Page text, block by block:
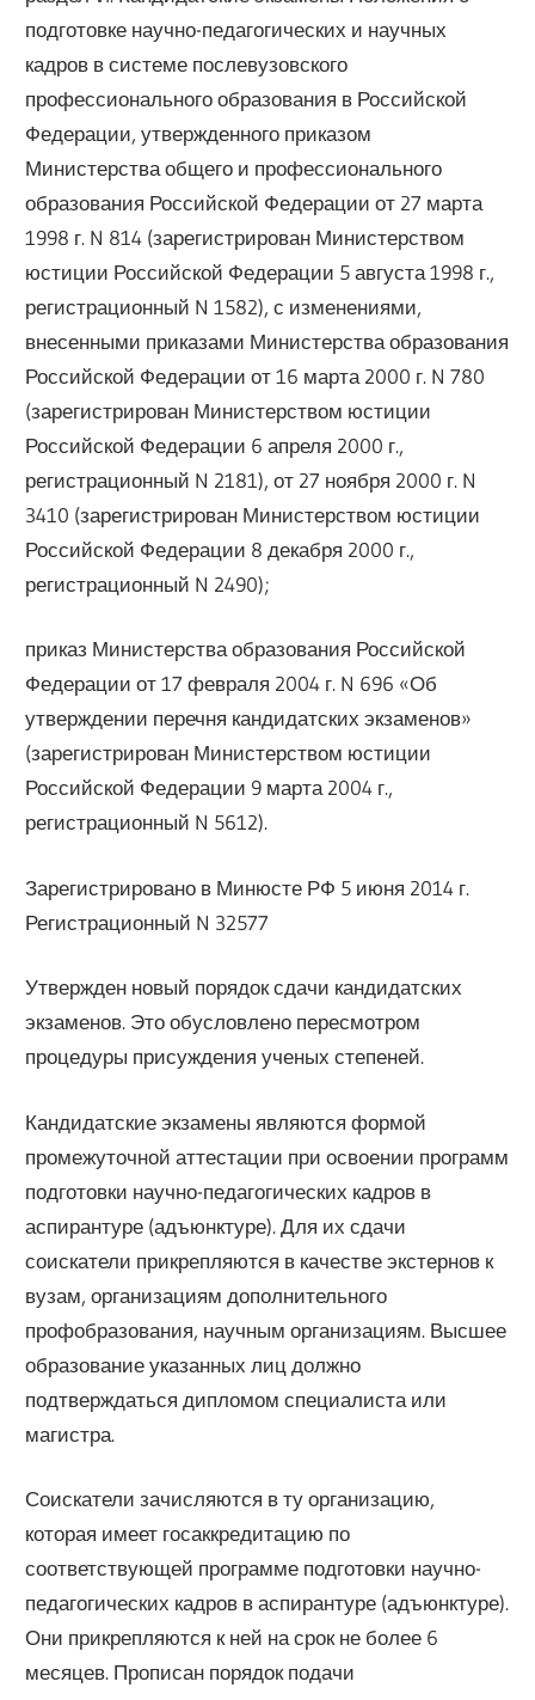
подготовке научно-педагогических и научных
кадров в системе послевузовского
профессионального образования в Российской
Федерации, утвержденного приказом
Министерства общего и профессионального
образования Российской Федерации от 27 марта
1998 г. N 814 (зарегистрирован Министерством
юстиции Российской Федерации 5 августа 1998 г.,
регистрационный N 1582), с изменениями,
внесенными приказами Министерства образования
Российской Федерации от 16 марта 2000 г. N 780
(зарегистрирован Министерством юстиции
Российской Федерации 6 апреля 2000 г.,
регистрационный N 2181), от 27 ноября 2000 г. N
3410 (зарегистрирован Министерством юстиции
Российской Федерации 8 декабря 2000 г.,
регистрационный N 2490);
приказ Министерства образования Российской
Федерации от 17 февраля 2004 г. N 696 «Об
утверждении перечня кандидатских экзаменов»
(зарегистрирован Министерством юстиции
Российской Федерации 9 марта 2004 г.,
регистрационный N 5612).
Зарегистрировано в Минюсте РФ 5 июня 2014 г.
Регистрационный N 32577
Утвержден новый порядок сдачи кандидатских
экзаменов. Это обусловлено пересмотром
процедуры присуждения ученых степеней.
Кандидатские экзамены являются формой
промежуточной аттестации при освоении программ
подготовки научно-педагогических кадров в
аспирантуре (адъюнктуре). Для их сдачи
соискатели прикрепляются в качестве экстернов к
вузам, организациям дополнительного
профобразования, научным организациям. Высшее
образование указанных лиц должно
подтверждаться дипломом специалиста или
магистра.
Соискатели зачисляются в ту организацию,
которая имеет госаккредитацию по
соответствующей программе подготовки научно-
педагогических кадров в аспирантуре (адъюнктуре).
Они прикрепляются к ней на срок не более 6
месяцев. Прописан порядок подачи